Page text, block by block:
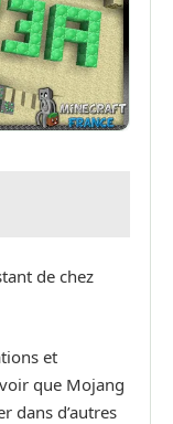
de chez
et
que Mojang
dans d’autres